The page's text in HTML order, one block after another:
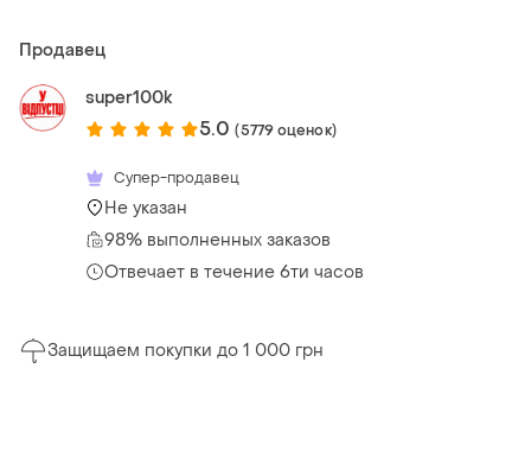
Продавец
super100k
5.0 (5779 оценок)
Супер-продавец
Не указан
98% выполненных заказов
Отвечает в течение 6ти часов
Защищаем покупки до 1 000 грн